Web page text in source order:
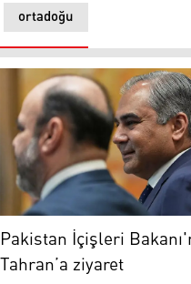
ortadoğu
Kahire’de dörtlü
Pakistan İçişleri
Pakistan İçişleri
Tahran’a ziyaret